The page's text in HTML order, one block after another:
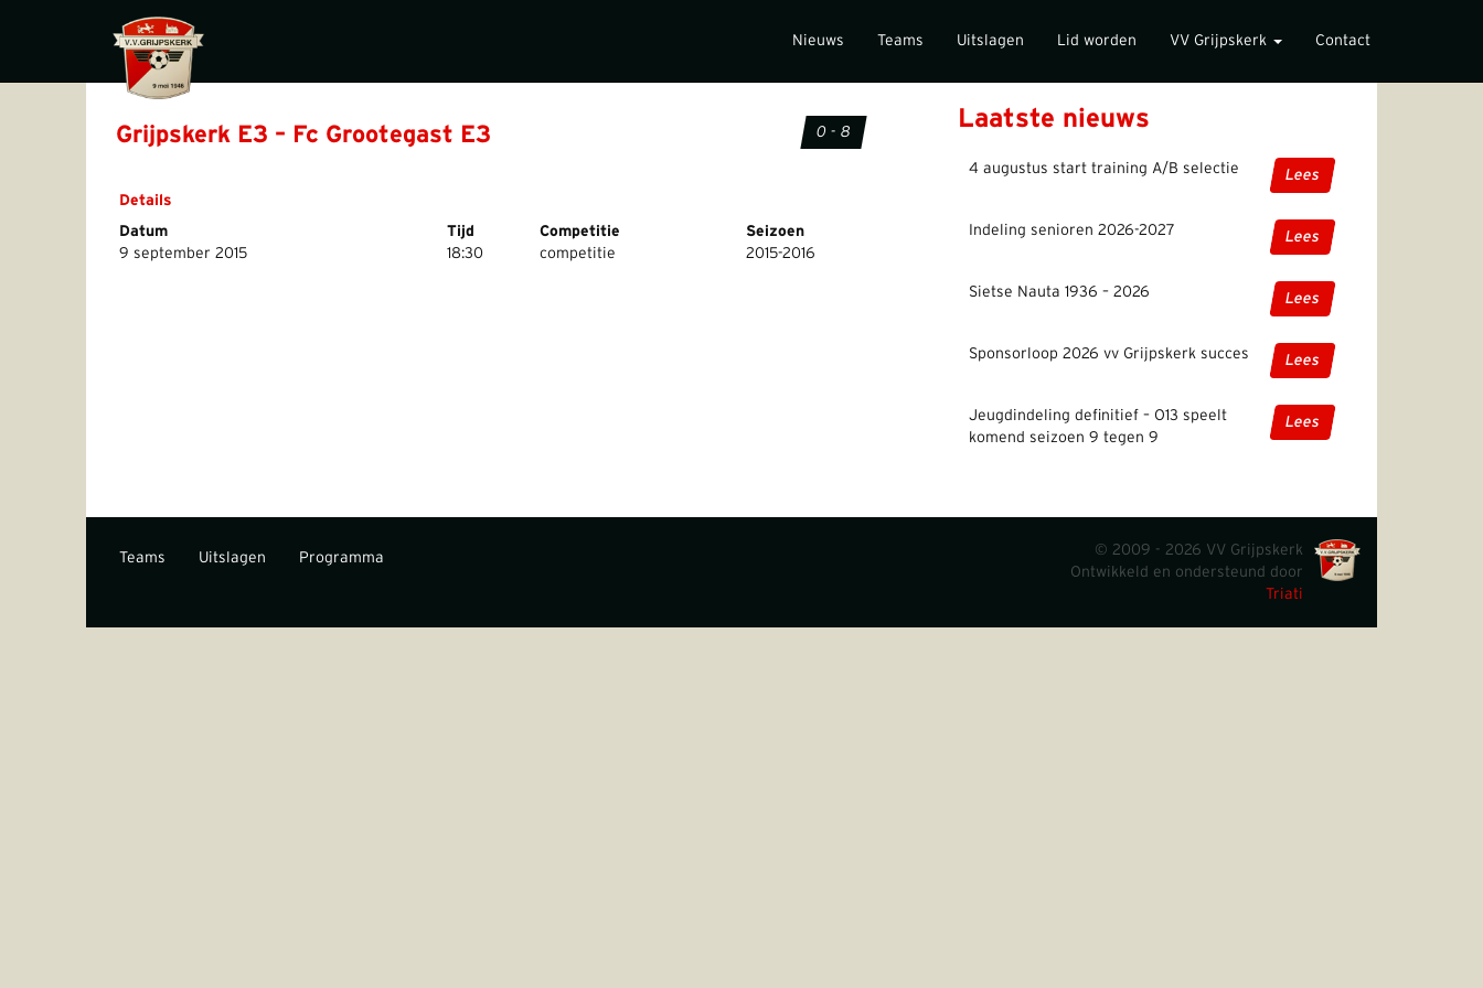
Nieuws Teams Uitslagen Lid worden VV Grijpskerk Contact
Grijpskerk E3 – Fc Grootegast E3 0 - 8
Details
Datum
Tijd Competitie
Seizoen
9 september 2015
18:30 competitie 2015-2016
Laatste nieuws
4 augustus start training A/B selectie Lees
Indeling senioren 2026-2027 Lees
Sietse Nauta 1936 – 2026 Lees
Sponsorloop 2026 vv Grijpskerk succes Lees
Jeugdindeling definitief – O13 speelt
komend seizoen 9 tegen 9
Lees
Teams Uitslagen Programma
© 2009 - 2026 VV Grijpskerk
Ontwikkeld en ondersteund door
Triati